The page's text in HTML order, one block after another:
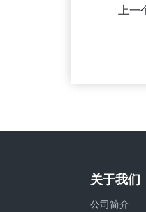
上一
关于我们
公司简介